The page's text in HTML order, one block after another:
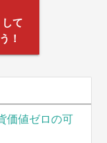
して
！
価値ゼロの可